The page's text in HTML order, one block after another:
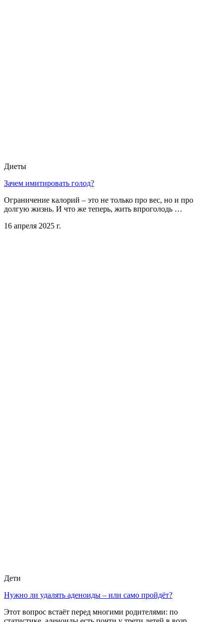
Диеты
Зачем имитировать голод?
Ограничение калорий – это не только про вес, но и про
долгую жизнь. И что же теперь, жить впроголодь …
16 апреля 2025 г.
Дети
Нужно ли удалять аденоиды – или само пройдёт?
Этот вопрос встаёт перед многими родителями: по